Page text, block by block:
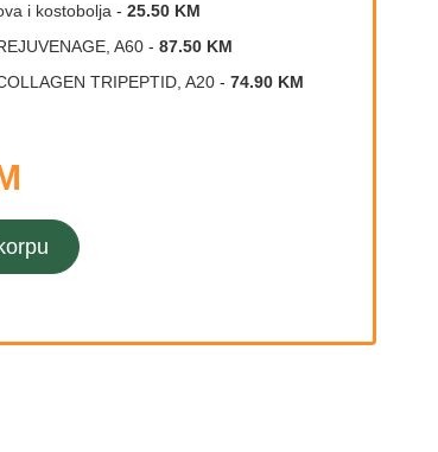
i kostobolja -25.50 KM
A60 -87.50 KM
TRIPEPTID, A20 -74.90 KM